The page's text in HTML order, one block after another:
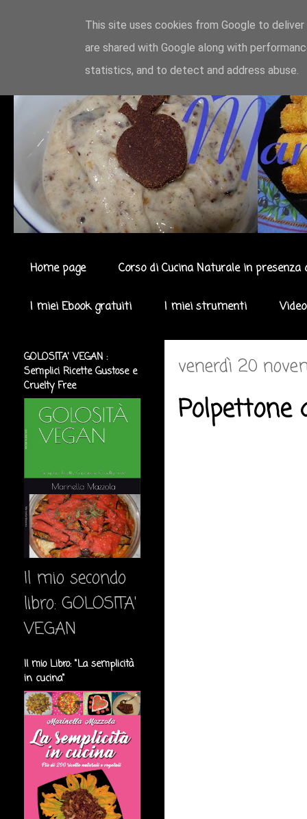
Home page Corso di Cucina Naturale in presenza
I miei Ebook gratuiti I miei strumenti
venerdì 20
Polpettone
GOLOSITA' VEGAN :
Semplici Ricette Gustose e
Cruelty Free
Il mio secondo
libro: GOLOSITA'
VEGAN
Il mio Libro: "La semplicità
in cucina"
This site uses cookies from Google to
are shared with Google along with
statistics, and to detect and address abuse.